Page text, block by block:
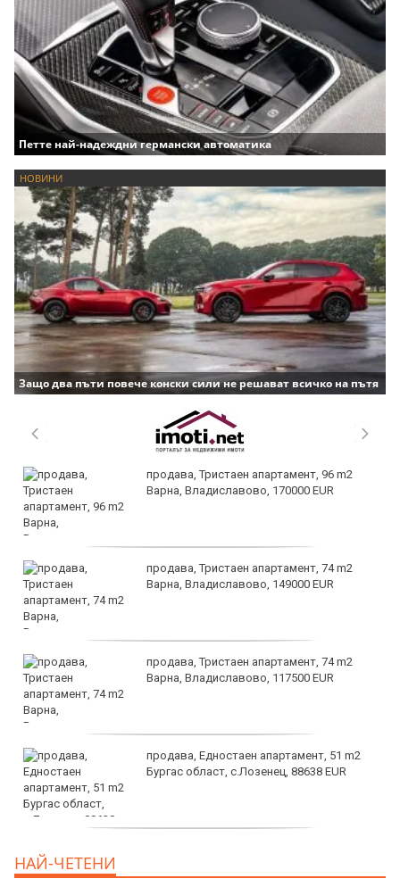
Петте най-надеждни германски автоматика
НОВИНИ
Защо два пъти повече конски сили не решават всичко на пътя
продава, Тристаен апартамент, 96 m2
Варна, Владиславово, 170000 EUR
продава, Тристаен апартамент, 74 m2
Варна, Владиславово, 149000 EUR
продава, Тристаен апартамент, 74 m2
Варна, Владиславово, 117500 EUR
продава, Едностаен апартамент, 51 m2
Бургас област, с.Лозенец, 88638 EUR
EUR
НАЙ-ЧЕТЕНИ